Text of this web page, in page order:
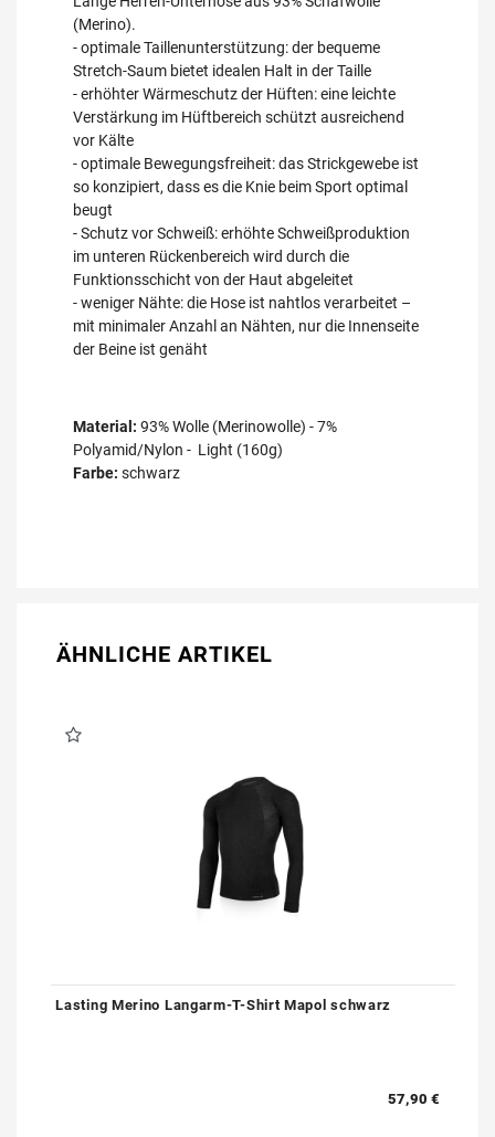
(Merino).
- optimale Taillenunterstützung: der bequeme
Stretch-Saum bietet idealen Halt in der Taille
- erhöhter Wärmeschutz der Hüften: eine leichte
Verstärkung im Hüftbereich schützt ausreichend
vor Kälte
- optimale Bewegungsfreiheit: das Strickgewebe ist
so konzipiert, dass es die Knie beim Sport optimal
beugt
- Schutz vor Schweiß: erhöhte Schweißproduktion
im unteren Rückenbereich wird durch die
Funktionsschicht von der Haut abgeleitet
- weniger Nähte: die Hose ist nahtlos verarbeitet –
mit minimaler Anzahl an Nähten, nur die Innenseite
der Beine ist genäht
Material: 93% Wolle (Merinowolle) - 7%
Polyamid/Nylon - Light (160g)
Farbe: schwarz
ÄHNLICHE ARTIKEL
Lasting Merino Langarm-T-Shirt Mapol schwarz
57,90 €